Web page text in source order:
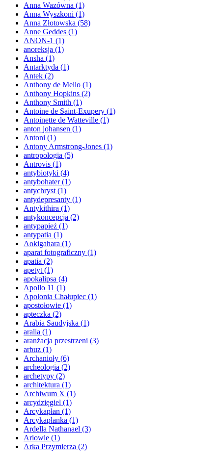
Anna Wazówna (1)
Anna Wyszkoni (1)
Anna Złotowska (58)
Anne Geddes (1)
ANON-1 (1)
anoreksja (1)
Ansha (1)
Antarktyda (1)
Antek (2)
Anthony de Mello (1)
Anthony Hopkins (2)
Anthony Smith (1)
Antoine de Saint-Exupery (1)
Antoinette de Watteville (1)
anton johansen (1)
Antoni (1)
Antony Armstrong-Jones (1)
antropologia (5)
Antrovis (1)
antybiotyki (4)
antybohater(1)
antychryst (1)
antydepresanty (1)
Antykithira (1)
antykoncepcja (2)
antypapież (1)
antypatia (1)
Aokigahara (1)
aparat fotograficzny (1)
apatia (2)
apetyt (1)
apokalipsa (4)
Apollo 11 (1)
Apolonia Chałupiec (1)
apostołowie (1)
apteczka (2)
Arabia Saudyjska (1)
aralia (1)
aranżacja przestrzeni (3)
arbuz (1)
Archanioły (6)
archeologia (2)
archetypy (2)
architektura (1)
Archiwum X (1)
arcydzięgiel (1)
Arcykapłan (1)
Arcykapłanka (1)
Ardella Nathanael (3)
Ariowie (1)
Arka Przymierza (2)